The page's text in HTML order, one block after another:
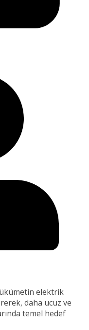
elektrik
daha ucuz ve
temel hedef